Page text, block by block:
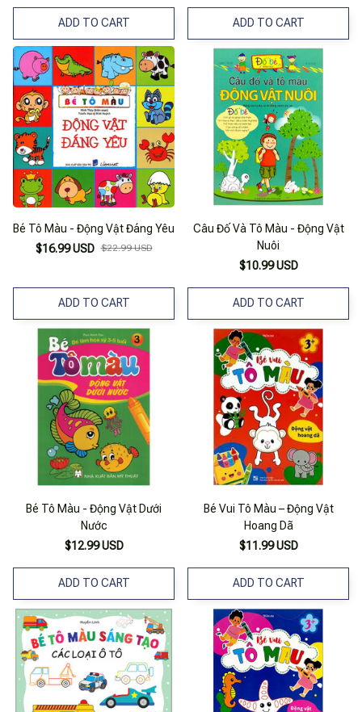
ADD TO CART ADD TO CART
Bé Tô Màu - Động Vật Đáng Yêu
$16.99 USD $22.99 USD
ADD TO CART
Câu Đố Và Tô Màu - Động Vật
Nuôi
$10.99 USD
ADD TO CART
Bé Tô Màu - Động Vật Dưới
Nước
$12.99 USD
ADD TO CART
Bé Vui Tô Màu – Động Vật
Hoang Dã
$11.99 USD
ADD TO CART